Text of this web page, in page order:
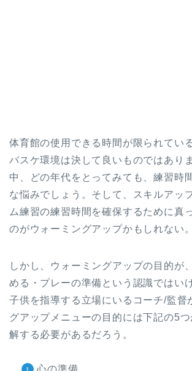
体育館の使用できる時間が限られてい
バスケ環境は決して良いものではあり
中、どの年代をとってみても、練習時
な悩みでしょう。そして、スキルアッ
ム練習の練習時間を確保するために真
のがウォーミングアップかもしれない。
しかし、ウォーミングアップの目的が
める・プレーの準備という認識ではい
子供を指導する立場にいるコーチ/監督
グアップメニューの目的には下記の5
解する必要があるだろう。